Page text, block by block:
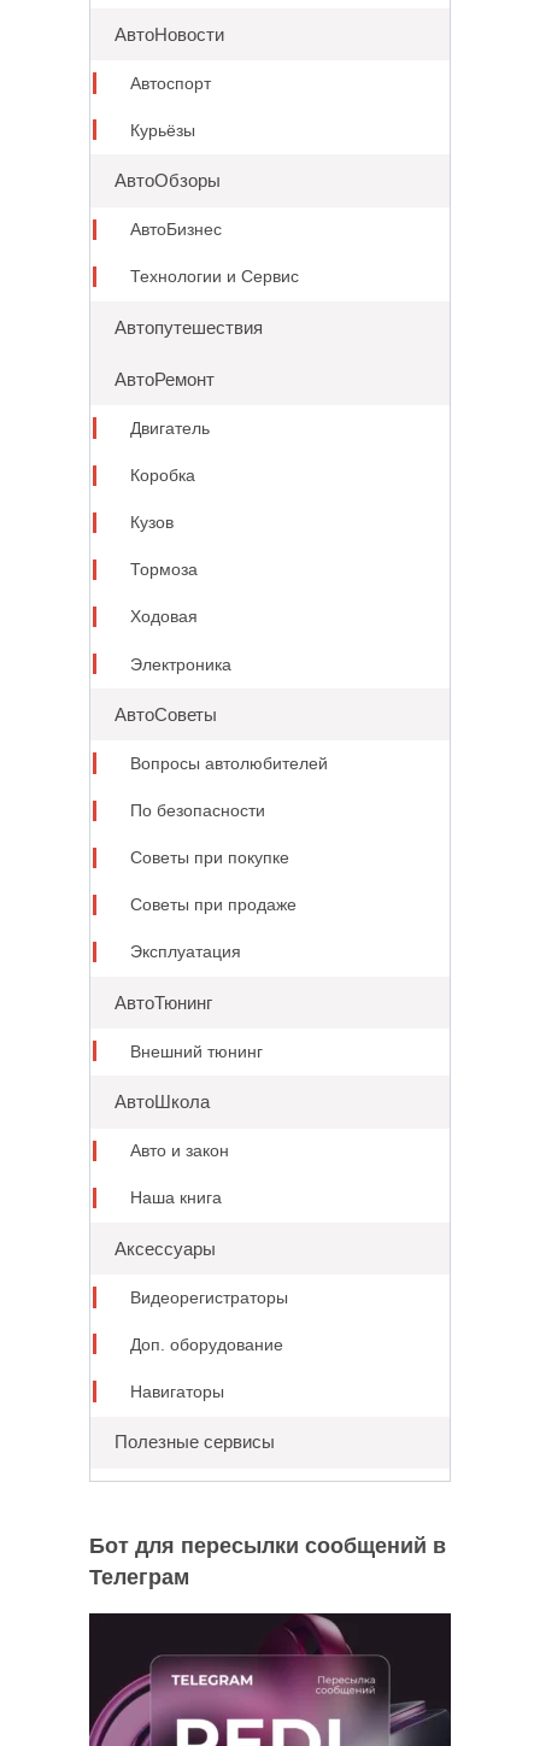
АвтоНовости
Автоспорт
Курьёзы
АвтоОбзоры
АвтоБизнес
Технологии и Сервис
Автопутешествия
АвтоРемонт
Двигатель
Коробка
Кузов
Тормоза
Ходовая
Электроника
АвтоСоветы
Вопросы автолюбителей
По безопасности
Советы при покупке
Советы при продаже
Эксплуатация
АвтоТюнинг
Внешний тюнинг
АвтоШкола
Авто и закон
Наша книга
Аксессуары
Видеорегистраторы
Доп. оборудование
Навигаторы
Полезные сервисы
Бот для пересылки сообщений в
Телеграм